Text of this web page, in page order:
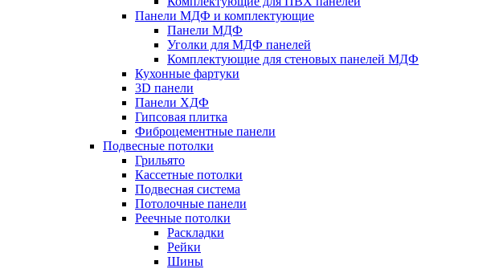
Панели МДФ и комплектующие
Панели МДФ
Уголки для МДФ панелей
Комплектующие для стеновых панелей МДФ
Кухонные фартуки
3D панели
Панели ХДФ
Гипсовая плитка
Фиброцементные панели
Подвесные потолки
Грильято
Кассетные потолки
Подвесная система
Потолочные панели
Реечные потолки
Раскладки
Рейки
Шины